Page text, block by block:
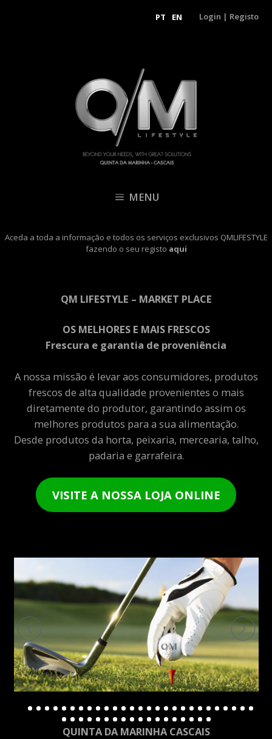
PT EN Login | Registo
MENU
Aceda a toda a informação e todos os serviços exclusivos QMLIFESTYLE
fazendo o seu registo aqui
QM LIFESTYLE – MARKET PLACE
OS MELHORES E MAIS FRESCOS
Frescura e garantia de proveniência
A nossa missão é levar aos consumidores, produtos
frescos de alta qualidade provenientes o mais
diretamente do produtor, garantindo assim os
melhores produtos para a sua alimentação.
Desde produtos da horta, peixaria, mercearia, talho,
padaria e garrafeira.
VISITE A NOSSA LOJA ONLINE
QUINTA DA MARINHA CASCAIS